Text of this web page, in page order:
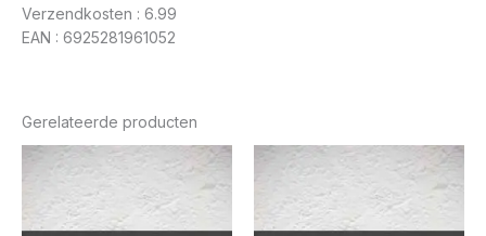
Verzendkosten : 6.99
EAN : 6925281961052
Gerelateerde producten